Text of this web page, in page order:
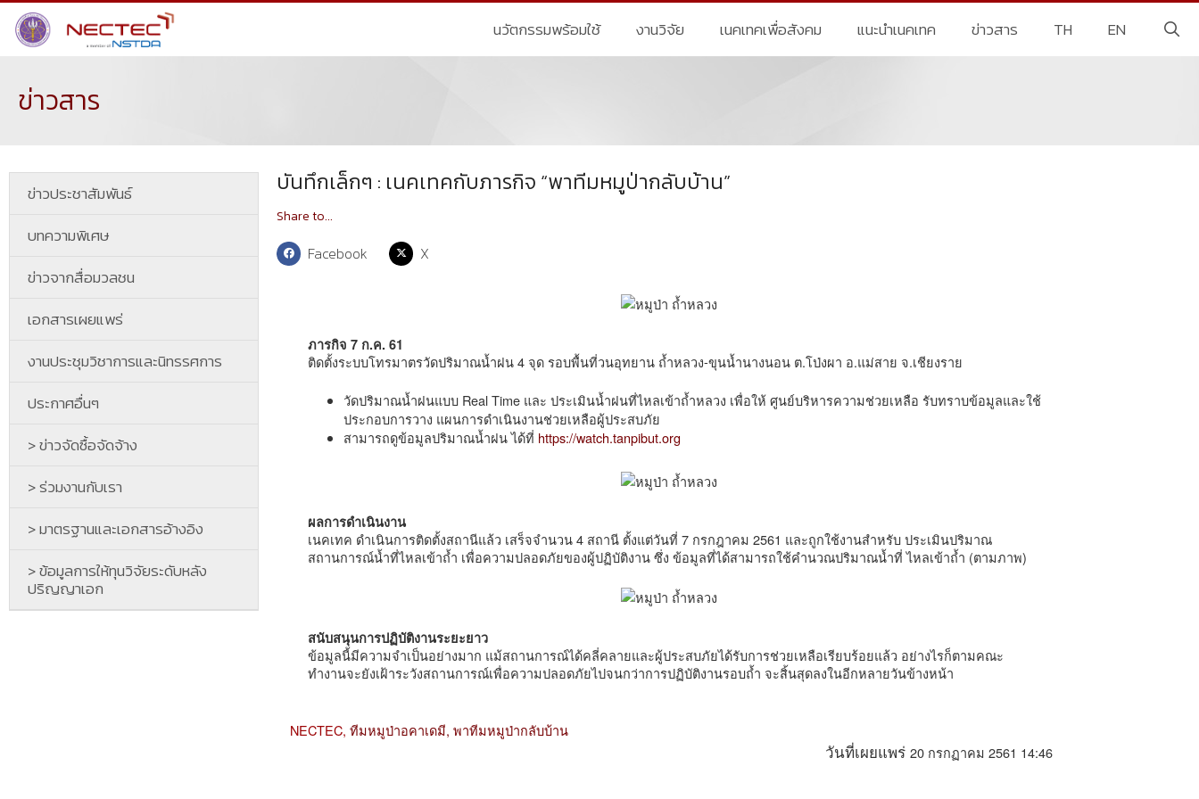
นวัตกรรมพร้อมใช้ งานวิจัย เนคเทคเพื่อสังคม แนะนำเนคเทค ข่าวสาร TH EN
ข่าวสาร
ข่าวประชาสัมพันธ์
บทความพิเศษ
ข่าวจากสื่อมวลชน
เอกสารเผยแพร่
งานประชุมวิชาการและนิทรรศการ
ประกาศอื่นๆ
> ข่าวจัดซื้อจัดจ้าง
> ร่วมงานกับเรา
> มาตรฐานและเอกสารอ้างอิง
> ข้อมูลการให้ทุนวิจัยระดับหลัง
ปริญญาเอก
บันทึกเล็กๆ : เนคเทคกับภารกิจ “พาทีมหมูป่ากลับบ้าน”
Share to...
Facebook X
ภารกิจ 7 ก.ค. 61
ติดตั้งระบบโทรมาตรวัดปริมาณน้ำฝน 4 จุด รอบพื้นที่วนอุทยาน ถ้ำหลวง-ขุนน้ำนางนอน ต.โป่งผา อ.แม่สาย จ.เชียงราย
วัดปริมาณน้ำฝนแบบ Real Time และ ประเมินน้ำฝนที่ไหลเข้าถ้ำหลวง เพื่อให้ ศูนย์บริหารความช่วยเหลือ รับทราบข้อมูลและใช้
ประกอบการวาง แผนการดำเนินงานช่วยเหลือผู้ประสบภัย
สามารถดูข้อมูลปริมาณน้ำฝน ได้ที่ https://watch.tanpibut.org
ผลการดำเนินงาน
เนคเทค ดำเนินการติดตั้งสถานีแล้ว เสร็จจำนวน 4 สถานี ตั้งแต่วันที่ 7 กรกฎาคม 2561 และถูกใช้งานสำหรับ ประเมินปริมาณ
สถานการณ์น้ำที่ไหลเข้าถ้ำ เพื่อความปลอดภัยของผู้ปฏิบัติงาน ซึ่ง ข้อมูลที่ได้สามารถใช้คำนวณปริมาณน้ำที่ ไหลเข้าถ้ำ (ตามภาพ)
สนับสนุนการปฏิบัติงานระยะยาว
ข้อมูลนี้มีความจำเป็นอย่างมาก แม้สถานการณ์ได้คลี่คลายและผู้ประสบภัยได้รับการช่วยเหลือเรียบร้อยแล้ว อย่างไรก็ตามคณะ
ทำงานจะยังเฝ้าระวังสถานการณ์เพื่อความปลอดภัยไปจนกว่าการปฏิบัติงานรอบถ้ำ จะสิ้นสุดลงในอีกหลายวันข้างหน้า
NECTEC, ทีมหมูป่าอคาเดมี, พาทีมหมูป่ากลับบ้าน
วันที่เผยแพร่ 20 กรกฏาคม 2561 14:46